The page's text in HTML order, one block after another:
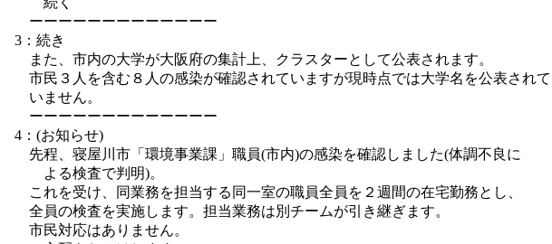
ーーーーーーーーーーーーー
3：続き
また、市内の大学が大阪府の集計上、クラスターとして公表されます。
市民３人を含む８人の感染が確認されていますが現時点では大学名を公表されて
いません。
ーーーーーーーーーーーーー
4：(お知らせ)
先程、寝屋川市「環境事業課」職員(市内)の感染を確認しました(体調不良に
よる検査で判明)。
これを受け、同業務を担当する同一室の職員全員を２週間の在宅勤務とし、
全員の検査を実施します。担当業務は別チームが引き継ぎます。
市民対応はありません。